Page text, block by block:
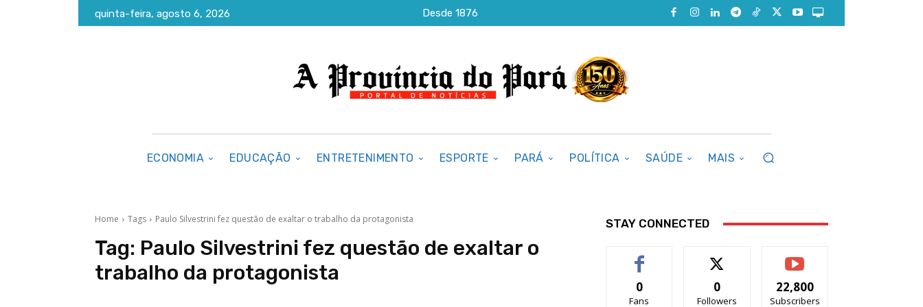
quinta-feira, agosto 6, 2026 Desde 1876
ECONOMIA EDUCAÇÃO ENTRETENIMENTO ESPORTE PARÁ POLÍTICA SAÚDE MAIS
Home Tags Paulo Silvestrini fez questão de exaltar o trabalho da protagonista
Tag: Paulo Silvestrini fez questão de exaltar o
trabalho da protagonista
STAY CONNECTED
0
Fans
0
Followers
22,800
Subscribers